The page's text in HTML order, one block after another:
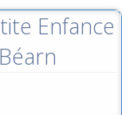
Enfance